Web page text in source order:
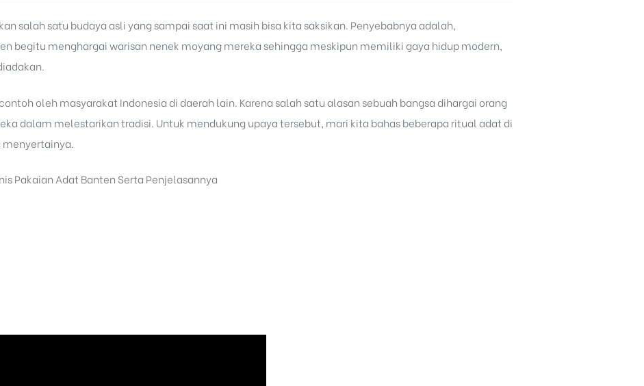
salah satu budaya asli yang sampai saat ini masih bisa kita saksikan. Penyebabnya adalah,
begitu menghargai warisan nenek moyang mereka sehingga meskipun memiliki gaya hidup modern,
oleh masyarakat Indonesia di daerah lain. Karena salah satu alasan sebuah bangsa dihargai orang
dalam melestarikan tradisi. Untuk mendukung upaya tersebut, mari kita bahas beberapa ritual adat di
menyertainya.
Pakaian Adat Banten Serta Penjelasannya